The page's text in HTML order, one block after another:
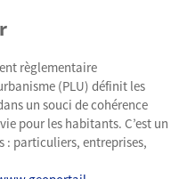
règlementaire
(PLU) définit les
un souci de cohérence
pour les habitants. C’est un
: particuliers, entreprises,